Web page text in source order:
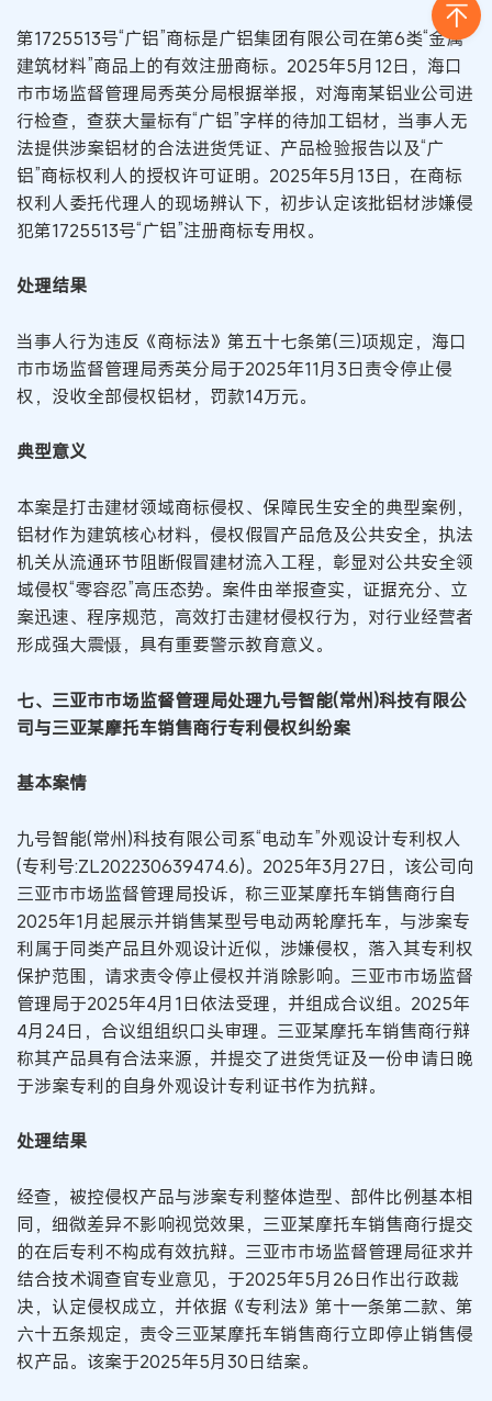
第1725513号“广铝”商标是广铝集团有限公司在第6类“金属
建筑材料”商品上的有效注册商标。2025年5月12日，海口
市市场监督管理局秀英分局根据举报，对海南某铝业公司进
行检查，查获大量标有“广铝”字样的待加工铝材，当事人无
法提供涉案铝材的合法进货凭证、产品检验报告以及“广
铝”商标权利人的授权许可证明。2025年5月13日，在商标
权利人委托代理人的现场辨认下，初步认定该批铝材涉嫌侵
犯第1725513号“广铝”注册商标专用权。
处理结果
当事人行为违反《商标法》第五十七条第(三)项规定，海口
市市场监督管理局秀英分局于2025年11月3日责令停止侵
权，没收全部侵权铝材，罚款14万元。
典型意义
本案是打击建材领域商标侵权、保障民生安全的典型案例，
铝材作为建筑核心材料，侵权假冒产品危及公共安全，执法
机关从流通环节阻断假冒建材流入工程，彰显对公共安全领
域侵权“零容忍”高压态势。案件由举报查实，证据充分、立
案迅速、程序规范，高效打击建材侵权行为，对行业经营者
形成强大震慑，具有重要警示教育意义。
七、三亚市市场监督管理局处理九号智能(常州)科技有限公
司与三亚某摩托车销售商行专利侵权纠纷案
基本案情
九号智能(常州)科技有限公司系“电动车”外观设计专利权人
(专利号:ZL202230639474.6)。2025年3月27日，该公司向
三亚市市场监督管理局投诉，称三亚某摩托车销售商行自
2025年1月起展示并销售某型号电动两轮摩托车，与涉案专
利属于同类产品且外观设计近似，涉嫌侵权，落入其专利权
保护范围，请求责令停止侵权并消除影响。三亚市市场监督
管理局于2025年4月1日依法受理，并组成合议组。2025年
4月24日，合议组组织口头审理。三亚某摩托车销售商行辩
称其产品具有合法来源，并提交了进货凭证及一份申请日晚
于涉案专利的自身外观设计专利证书作为抗辩。
处理结果
经查，被控侵权产品与涉案专利整体造型、部件比例基本相
同，细微差异不影响视觉效果，三亚某摩托车销售商行提交
的在后专利不构成有效抗辩。三亚市市场监督管理局征求并
结合技术调查官专业意见，于2025年5月26日作出行政裁
决，认定侵权成立，并依据《专利法》第十一条第二款、第
六十五条规定，责令三亚某摩托车销售商行立即停止销售侵
权产品。该案于2025年5月30日结案。